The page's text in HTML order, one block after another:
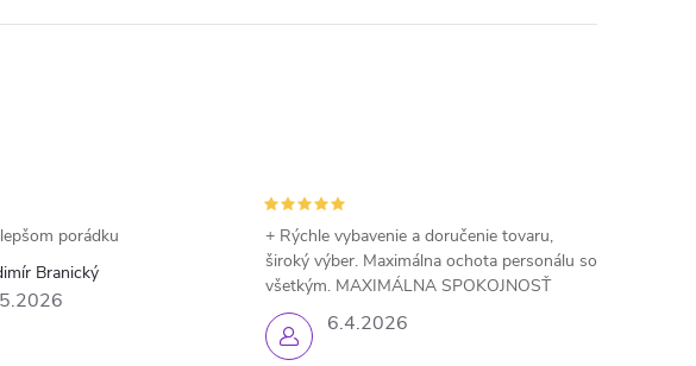
Branický
porádku
6.4.2026
+ Rýchle vybavenie a doručenie tovaru,
široký výber. Maximálna ochota personálu so
všetkým. MAXIMÁLNA SPOKOJNOSŤ